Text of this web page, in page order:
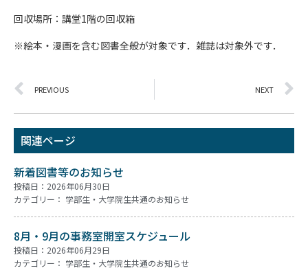
回収場所：講堂1階の回収箱
※絵本・漫画を含む図書全般が対象です．雑誌は対象外です．
PREVIOUS NEXT
関連ページ
新着図書等のお知らせ
投稿日：2026年06月30日
カテゴリー： 学部生・大学院生共通のお知らせ
8月・9月の事務室開室スケジュール
投稿日：2026年06月29日
カテゴリー： 学部生・大学院生共通のお知らせ